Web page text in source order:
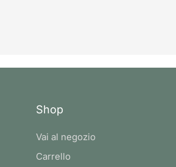
Shop
Vai al negozio
Carrello